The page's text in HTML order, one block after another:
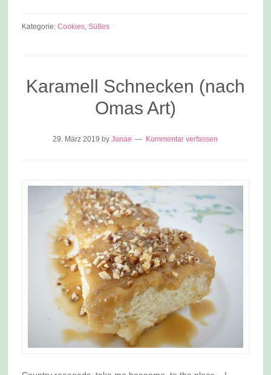
Kategorie: Cookies, Süßes
Karamell Schnecken (nach
Omas Art)
29. März 2019 byJanae Kommentar verfassen